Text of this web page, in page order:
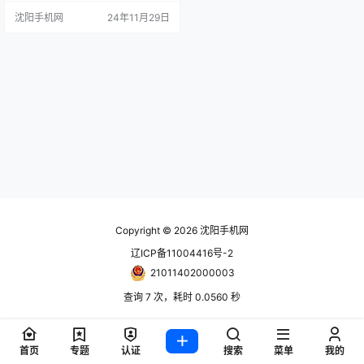
站更新！ www.024hh.com 微信公
沈阳手机网 24年11月29日
Copyright © 2026 沈阳手机网
辽ICP备11004416号-2
21011402000003
查询 7 次，耗时 0.0560 秒
首页 专题 认证 搜索 菜单 我的